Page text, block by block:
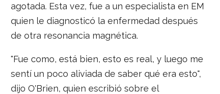
agotada. Esta vez, fue a un especialista en EM
quien le diagnosticó la enfermedad después
de otra resonancia magnética.
"Fue como, está bien, esto es real, y luego me
sentí un poco aliviada de saber qué era esto",
dijo O'Brien, quien escribió sobre el